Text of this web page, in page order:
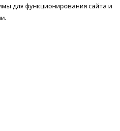
для функционирования сайта и